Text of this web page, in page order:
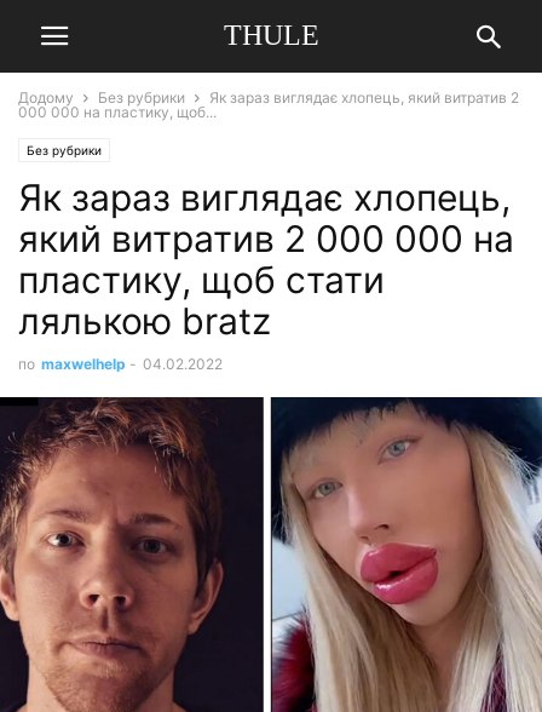
THULE
Додому Без рубрики
Як зараз виглядає хлопець, який витратив 2
000 000 на пластику, щоб...
Без рубрики
Як зараз виглядає хлопець,
який витратив 2 000 000 на
пластику, щоб стати
лялькою bratz
по maxwelhelp - 04.02.2022